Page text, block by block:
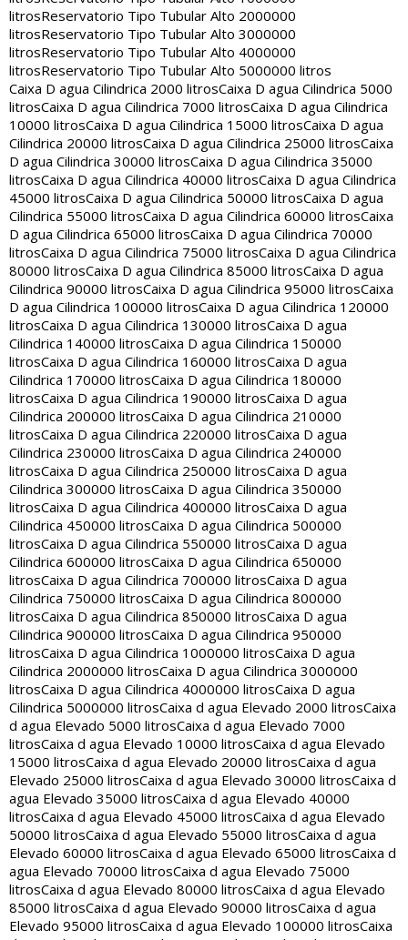
litrosReservatorio Tipo Tubular Alto 2000000
litrosReservatorio Tipo Tubular Alto 3000000
litrosReservatorio Tipo Tubular Alto 4000000
litrosReservatorio Tipo Tubular Alto 5000000 litros
Caixa D agua Cilindrica 2000 litrosCaixa D agua Cilindrica 5000
litrosCaixa D agua Cilindrica 7000 litrosCaixa D agua Cilindrica
10000 litrosCaixa D agua Cilindrica 15000 litrosCaixa D agua
Cilindrica 20000 litrosCaixa D agua Cilindrica 25000 litrosCaixa
D agua Cilindrica 30000 litrosCaixa D agua Cilindrica 35000
litrosCaixa D agua Cilindrica 40000 litrosCaixa D agua Cilindrica
45000 litrosCaixa D agua Cilindrica 50000 litrosCaixa D agua
Cilindrica 55000 litrosCaixa D agua Cilindrica 60000 litrosCaixa
D agua Cilindrica 65000 litrosCaixa D agua Cilindrica 70000
litrosCaixa D agua Cilindrica 75000 litrosCaixa D agua Cilindrica
80000 litrosCaixa D agua Cilindrica 85000 litrosCaixa D agua
Cilindrica 90000 litrosCaixa D agua Cilindrica 95000 litrosCaixa
D agua Cilindrica 100000 litrosCaixa D agua Cilindrica 120000
litrosCaixa D agua Cilindrica 130000 litrosCaixa D agua
Cilindrica 140000 litrosCaixa D agua Cilindrica 150000
litrosCaixa D agua Cilindrica 160000 litrosCaixa D agua
Cilindrica 170000 litrosCaixa D agua Cilindrica 180000
litrosCaixa D agua Cilindrica 190000 litrosCaixa D agua
Cilindrica 200000 litrosCaixa D agua Cilindrica 210000
litrosCaixa D agua Cilindrica 220000 litrosCaixa D agua
Cilindrica 230000 litrosCaixa D agua Cilindrica 240000
litrosCaixa D agua Cilindrica 250000 litrosCaixa D agua
Cilindrica 300000 litrosCaixa D agua Cilindrica 350000
litrosCaixa D agua Cilindrica 400000 litrosCaixa D agua
Cilindrica 450000 litrosCaixa D agua Cilindrica 500000
litrosCaixa D agua Cilindrica 550000 litrosCaixa D agua
Cilindrica 600000 litrosCaixa D agua Cilindrica 650000
litrosCaixa D agua Cilindrica 700000 litrosCaixa D agua
Cilindrica 750000 litrosCaixa D agua Cilindrica 800000
litrosCaixa D agua Cilindrica 850000 litrosCaixa D agua
Cilindrica 900000 litrosCaixa D agua Cilindrica 950000
litrosCaixa D agua Cilindrica 1000000 litrosCaixa D agua
Cilindrica 2000000 litrosCaixa D agua Cilindrica 3000000
litrosCaixa D agua Cilindrica 4000000 litrosCaixa D agua
Cilindrica 5000000 litrosCaixa d agua Elevado 2000 litrosCaixa
d agua Elevado 5000 litrosCaixa d agua Elevado 7000
litrosCaixa d agua Elevado 10000 litrosCaixa d agua Elevado
15000 litrosCaixa d agua Elevado 20000 litrosCaixa d agua
Elevado 25000 litrosCaixa d agua Elevado 30000 litrosCaixa d
agua Elevado 35000 litrosCaixa d agua Elevado 40000
litrosCaixa d agua Elevado 45000 litrosCaixa d agua Elevado
50000 litrosCaixa d agua Elevado 55000 litrosCaixa d agua
Elevado 60000 litrosCaixa d agua Elevado 65000 litrosCaixa d
agua Elevado 70000 litrosCaixa d agua Elevado 75000
litrosCaixa d agua Elevado 80000 litrosCaixa d agua Elevado
85000 litrosCaixa d agua Elevado 90000 litrosCaixa d agua
Elevado 95000 litrosCaixa d agua Elevado 100000 litrosCaixa